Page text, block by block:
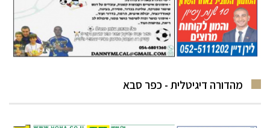
מהדורה דיגיטלית - כפר סבא